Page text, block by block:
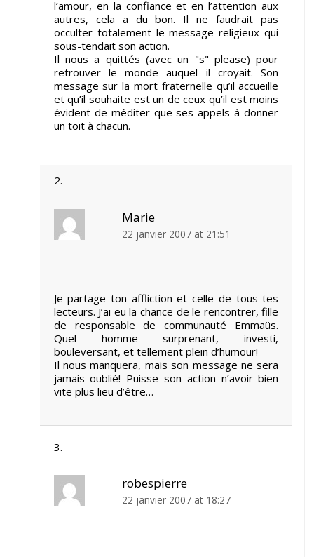
l’amour, en la confiance et en l’attention aux
autres, cela a du bon. Il ne faudrait pas
occulter totalement le message religieux qui
sous-tendait son action.
Il nous a quittés (avec un "s" please) pour
retrouver le monde auquel il croyait. Son
message sur la mort fraternelle qu’il accueille
et qu’il souhaite est un de ceux qu’il est moins
évident de méditer que ses appels à donner
un toit à chacun.
Marie
22 janvier 2007 at 21:51
Je partage ton affliction et celle de tous tes
lecteurs. J’ai eu la chance de le rencontrer, fille
de responsable de communauté Emmaüs.
Quel homme surprenant, investi,
bouleversant, et tellement plein d’humour!
Il nous manquera, mais son message ne sera
jamais oublié! Puisse son action n’avoir bien
vite plus lieu d’être…
robespierre
22 janvier 2007 at 18:27